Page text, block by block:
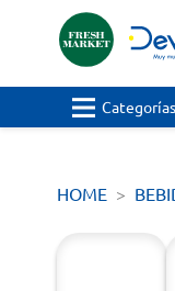
Categorías
HOME